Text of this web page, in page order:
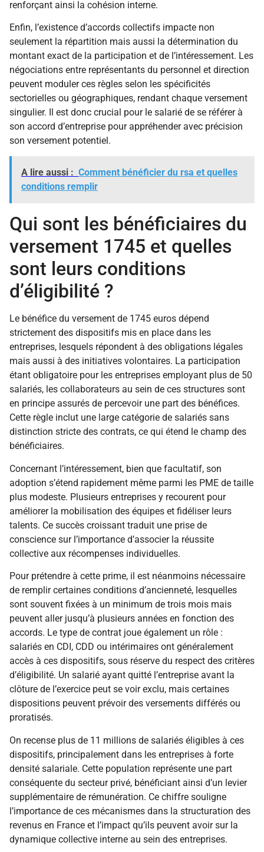
renforçant ainsi la cohésion interne.
Enfin, l’existence d’accords collectifs impacte non
seulement la répartition mais aussi la détermination du
montant exact de la participation et de l’intéressement. Les
négociations entre représentants du personnel et direction
peuvent moduler ces règles selon les spécificités
sectorielles ou géographiques, rendant chaque versement
singulier. Il est donc crucial pour le salarié de se référer à
son accord d’entreprise pour appréhender avec précision
son versement potentiel.
A lire aussi : Comment bénéficier du rsa et quelles
conditions remplir
Qui sont les bénéficiaires du
versement 1745 et quelles
sont leurs conditions
d’éligibilité ?
Le bénéfice du versement de 1745 euros dépend
strictement des dispositifs mis en place dans les
entreprises, lesquels répondent à des obligations légales
mais aussi à des initiatives volontaires. La participation
étant obligatoire pour les entreprises employant plus de 50
salariés, les collaborateurs au sein de ces structures sont
en principe assurés de percevoir une part des bénéfices.
Cette règle inclut une large catégorie de salariés sans
distinction stricte des contrats, ce qui étend le champ des
bénéficiaires.
Concernant l’intéressement, bien que facultatif, son
adoption s’étend rapidement même parmi les PME de taille
plus modeste. Plusieurs entreprises y recourent pour
améliorer la mobilisation des équipes et fidéliser leurs
talents. Ce succès croissant traduit une prise de
conscience sur l’importance d’associer la réussite
collective aux récompenses individuelles.
Pour prétendre à cette prime, il est néanmoins nécessaire
de remplir certaines conditions d’ancienneté, lesquelles
sont souvent fixées à un minimum de trois mois mais
peuvent aller jusqu’à plusieurs années en fonction des
accords. Le type de contrat joue également un rôle :
salariés en CDI, CDD ou intérimaires ont généralement
accès à ces dispositifs, sous réserve du respect des critères
d’éligibilité. Un salarié ayant quitté l’entreprise avant la
clôture de l’exercice peut se voir exclu, mais certaines
dispositions peuvent prévoir des versements différés ou
proratisés.
On recense plus de 11 millions de salariés éligibles à ces
dispositifs, principalement dans les entreprises à forte
densité salariale. Cette population représente une part
conséquente du secteur privé, bénéficiant ainsi d’un levier
supplémentaire de rémunération. Ce chiffre souligne
l’importance de ces mécanismes dans la structuration des
revenus en France et l’impact qu’ils peuvent avoir sur la
dynamique collective interne au sein des entreprises.